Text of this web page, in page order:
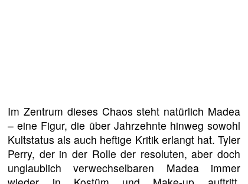
Im Zentrum dieses Chaos steht natürlich Madea
– eine Figur, die über Jahrzehnte hinweg sowohl
Kultstatus als auch heftige Kritik erlangt hat. Tyler
Perry, der in der Rolle der resoluten, aber doch
unglaublich verwechselbaren Madea immer